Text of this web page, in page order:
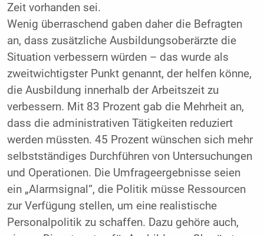
Zeit vorhanden sei.
Wenig überraschend gaben daher die Befragten
an, dass zusätzliche Ausbildungsoberärzte die
Situation verbessern würden – das wurde als
zweitwichtigster Punkt genannt, der helfen könne,
die Ausbildung innerhalb der Arbeitszeit zu
verbessern. Mit 83 Prozent gab die Mehrheit an,
dass die administrativen Tätigkeiten reduziert
werden müssten. 45 Prozent wünschen sich mehr
selbstständiges Durchführen von Untersuchungen
und Operationen. Die Umfrageergebnisse seien
ein „Alarmsignal“, die Politik müsse Ressourcen
zur Verfügung stellen, um eine realistische
Personalpolitik zu schaffen. Dazu gehöre auch,